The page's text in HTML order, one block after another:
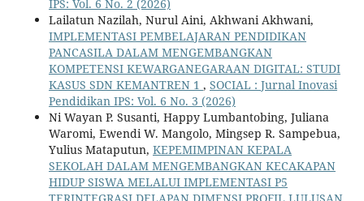
IPS: Vol. 6 No. 2 (2026)
Lailatun Nazilah, Nurul Aini, Akhwani Akhwani,
IMPLEMENTASI PEMBELAJARAN PENDIDIKAN
PANCASILA DALAM MENGEMBANGKAN
KOMPETENSI KEWARGANEGARAAN DIGITAL: STUDI
KASUS SDN KEMANTREN 1 , SOCIAL : Jurnal Inovasi
Pendidikan IPS: Vol. 6 No. 3 (2026)
Ni Wayan P. Susanti, Happy Lumbantobing, Juliana
Waromi, Ewendi W. Mangolo, Mingsep R. Sampebua,
Yulius Mataputun, KEPEMIMPINAN KEPALA
SEKOLAH DALAM MENGEMBANGKAN KECAKAPAN
HIDUP SISWA MELALUI IMPLEMENTASI P5